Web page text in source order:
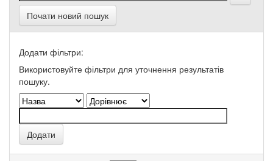
Почати новий пошук
Додати фільтри:
Використовуйте фільтри для уточнення результатів
пошуку.